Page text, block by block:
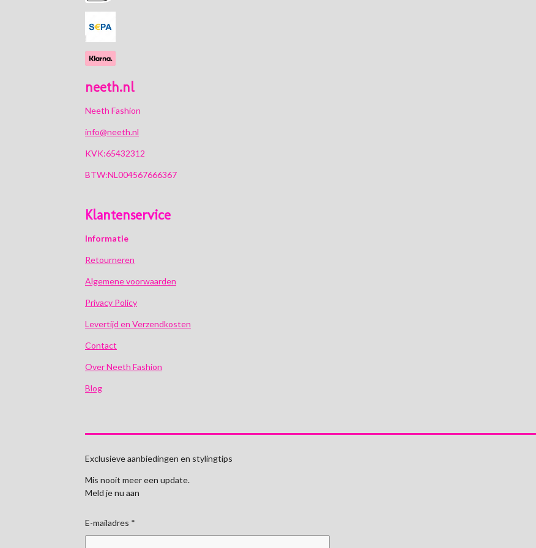
neeth.nl
Neeth Fashion
info@neeth.nl
KVK:65432312
BTW:NL004567666367
Klantenservice
Informatie
Retourneren
Algemene voorwaarden
Privacy Policy
Levertijd en Verzendkosten
Contact
Over Neeth Fashion
Blog
Exclusieve aanbiedingen en stylingtips
Mis nooit meer een update.
Meld je nu aan
E-mailadres *